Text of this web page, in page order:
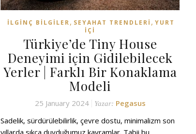
İLGINÇ BILGILER, SEYAHAT TRENDLERI , YURT
İÇI
Türkiye’de Tiny House
Deneyimi için Gidilebilecek
Yerler | Farklı Bir Konaklama
Modeli
25 January 2024 Yazar: Pegasus
Sadelik, sürdürülebilirlik, çevre dostu, minimalizm son
yıllarda sıkça duyduğumuz kavramlar. Tabii bu